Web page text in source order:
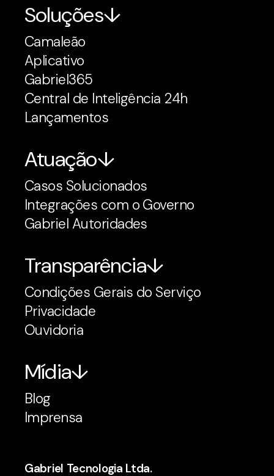
Soluções
Camaleão
Aplicativo
Gabriel365
Central de Inteligência 24h
Lançamentos
Atuação
Casos Solucionados
Integrações com o Governo
Gabriel Autoridades
Transparência
Condições Gerais do Serviço
Privacidade
Ouvidoria
Mídia
Blog
Imprensa
Gabriel Tecnologia Ltda.